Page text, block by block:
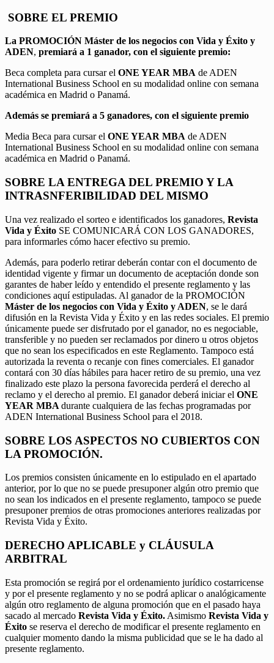
SOBRE EL PREMIO
La PROMOCIÓN Máster de los negocios con Vida y Éxito y
ADEN, premiará a 1 ganador, con el siguiente premio:
Beca completa para cursar el ONE YEAR MBA de ADEN
International Business School en su modalidad online con semana
académica en Madrid o Panamá.
Además se premiará a 5 ganadores, con el siguiente premio
Media Beca para cursar el ONE YEAR MBA de ADEN
International Business School en su modalidad online con semana
académica en Madrid o Panamá.
SOBRE LA ENTREGA DEL PREMIO Y LA
INTRASNFERIBILIDAD DEL MISMO
Una vez realizado el sorteo e identificados los ganadores, Revista
Vida y Éxito SE COMUNICARÁ CON LOS GANADORES,
para informarles cómo hacer efectivo su premio.
Además, para poderlo retirar deberán contar con el documento de
identidad vigente y firmar un documento de aceptación donde son
garantes de haber leído y entendido el presente reglamento y las
condiciones aquí estipuladas. Al ganador de la PROMOCIÓN
Máster de los negocios con Vida y Éxito y ADEN, se le dará
difusión en la Revista Vida y Éxito y en las redes sociales. El premio
únicamente puede ser disfrutado por el ganador, no es negociable,
transferible y no pueden ser reclamados por dinero u otros objetos
que no sean los especificados en este Reglamento. Tampoco está
autorizada la reventa o recanje con fines comerciales. El ganador
contará con 30 días hábiles para hacer retiro de su premio, una vez
finalizado este plazo la persona favorecida perderá el derecho al
reclamo y el derecho al premio. El ganador deberá iniciar el ONE
YEAR MBA durante cualquiera de las fechas programadas por
ADEN International Business School para el 2018.
SOBRE LOS ASPECTOS NO CUBIERTOS CON
LA PROMOCIÓN.
Los premios consisten únicamente en lo estipulado en el apartado
anterior, por lo que no se puede presuponer algún otro premio que
no sean los indicados en el presente reglamento, tampoco se puede
presuponer premios de otras promociones anteriores realizadas por
Revista Vida y Éxito.
DERECHO APLICABLE y CLÁUSULA
ARBITRAL
Esta promoción se regirá por el ordenamiento jurídico costarricense
y por el presente reglamento y no se podrá aplicar o analógicamente
algún otro reglamento de alguna promoción que en el pasado haya
sacado al mercado Revista Vida y Éxito. Asimismo Revista Vida y
Éxito se reserva el derecho de modificar el presente reglamento en
cualquier momento dando la misma publicidad que se le ha dado al
presente reglamento.